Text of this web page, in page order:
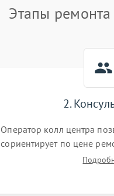
Этапы
2.
Оператор колл центра
сориентирует по цене
а также ответит на все